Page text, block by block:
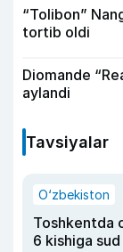
“Tolibon”
tortib oldi
Diomande
aylandi
Tavsiyalar
O‘zbekiston
Toshkentda
6 kishiga sud